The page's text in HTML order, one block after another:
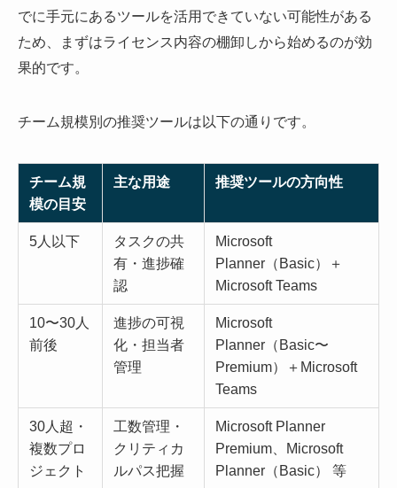
でに手元にあるツールを活用できていない可能性がある
ため、まずはライセンス内容の棚卸しから始めるのが効
果的です。
チーム規模別の推奨ツールは以下の通りです。
チーム規
模の目安
主な用途 推奨ツールの方向性
5人以下
タスクの共
有・進捗確
認
Microsoft
Planner（Basic）＋
Microsoft Teams
10〜30人
前後
進捗の可視
化・担当者
管理
Microsoft
Planner（Basic〜
Premium）＋Microsoft
Teams
30人超・
複数プロ
ジェクト
工数管理・
クリティカ
ルパス把握
Microsoft Planner
Premium、Microsoft
Planner（Basic） 等